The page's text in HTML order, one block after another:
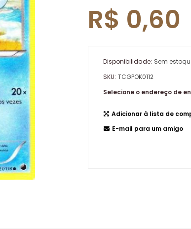
R$ 0,60
Disponibilidade: Sem
SKU: TCGPOK0112
Selecione o endereço de
Adicionar à lista de
E-mail para um amigo